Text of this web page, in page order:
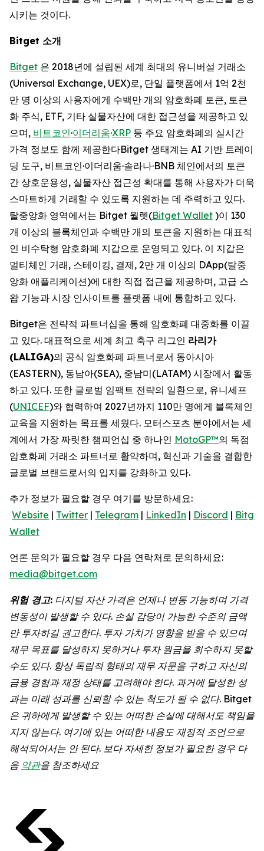
시키는 것이다.
Bitget 소개
Bitget 은 2018년에 설립된 세계 최대의 유니버설 거래소
(Universal Exchange, UEX)로, 단일 플랫폼에서 1억 2천
만 명 이상의 사용자에게 수백만 개의 암호화폐 토큰, 토큰
화 주식, ETF, 기타 실물자산에 대한 접근성을 제공하고 있
으며, 비트코인·이더리움·XRP 등 주요 암호화폐의 실시간
가격 정보도 함께 제공한다Bitget 생태계는 AI 기반 트레이
딩 도구, 비트코인·이더리움·솔라나·BNB 체인에서의 토큰
간 상호운용성, 실물자산 접근성 확대를 통해 사용자가 더욱
스마트하게 거래할 수 있도록 지원하는 데 주력하고 있다.
탈중앙화 영역에서는 Bitget 월렛(Bitget Wallet )이 130
개 이상의 블록체인과 수백만 개의 토큰을 지원하는 대표적
인 비수탁형 암호화폐 지갑으로 운영되고 있다. 이 지갑은
멀티체인 거래, 스테이킹, 결제, 2만 개 이상의 DApp(탈중
앙화 애플리케이션)에 대한 직접 접근을 제공하며, 고급 스
왑 기능과 시장 인사이트를 플랫폼 내에 통합하고 있다.
Bitget은 전략적 파트너십을 통해 암호화폐 대중화를 이끌
고 있다. 대표적으로 세계 최고 축구 리그인 라리가
(LALIGA)의 공식 암호화폐 파트너로서 동아시아
(EASTERN), 동남아(SEA), 중남미(LATAM) 시장에서 활동
하고 있다. 또한 글로벌 임팩트 전략의 일환으로, 유니세프
(UNICEF)와 협력하여 2027년까지 110만 명에게 블록체인
교육을 지원하는 목표를 세웠다. 모터스포츠 분야에서는 세
계에서 가장 짜릿한 챔피언십 중 하나인 MotoGP™의 독점
암호화폐 거래소 파트너로 활약하며, 혁신과 기술을 결합한
글로벌 브랜드로서의 입지를 강화하고 있다.
추가 정보가 필요할 경우 여기를 방문하세요:
Website | Twitter | Telegram | LinkedIn | Discord | Bitget
Wallet
언론 문의가 필요할 경우 다음 연락처로 문의하세요:
media@bitget.com
위험 경고: 디지털 자산 가격은 언제나 변동 가능하며 가격
변동성이 발생할 수 있다. 손실 감당이 가능한 수준의 금액
만 투자하길 권고한다. 투자 가치가 영향을 받을 수 있으며
재무 목표를 달성하지 못하거나 투자 원금을 회수하지 못할
수도 있다. 항상 독립적 형태의 재무 자문을 구하고 자신의
금융 경험과 재정 상태를 고려해야 한다. 과거에 달성한 성
과는 미래 성과를 신뢰할 수 있는 척도가 될 수 없다. Bitget
은 귀하에게 발생할 수 있는 어떠한 손실에 대해서도 책임을
지지 않는다. 여기에 있는 어떠한 내용도 재정적 조언으로
해석되어서는 안 된다. 보다 자세한 정보가 필요한 경우 다
음 약관을 참조하세요